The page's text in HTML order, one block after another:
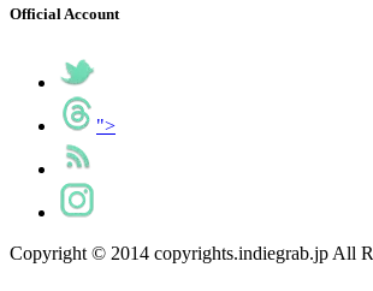
Official Account
">
Copyright © 2014 copyrights.indiegrab.jp All